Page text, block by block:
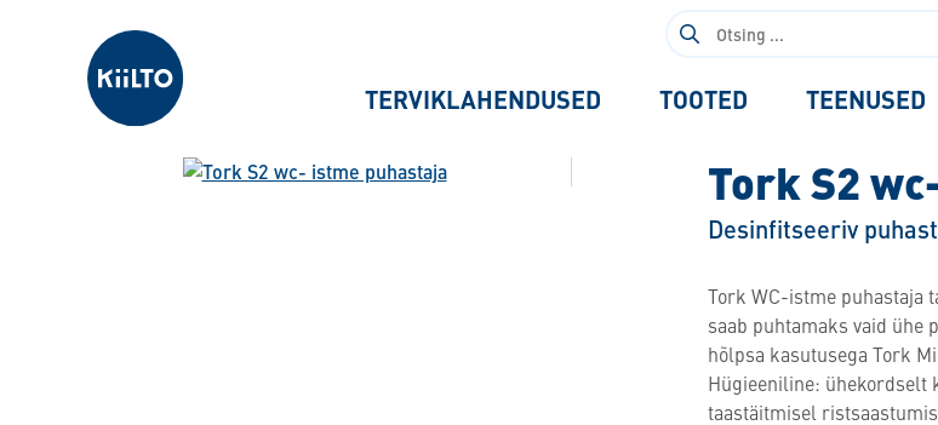
Kiilto Estonia Otsi:
TERVIKLAHENDUSED TOOTED TEENUSED
Tork S2
Desinfitseeriv
Tork WC-istme puhastaja
saab puhtamaks vaid ühe
hõlpsa kasutusega Tork
Hügieeniline: ühekordselt
taastäitmisel